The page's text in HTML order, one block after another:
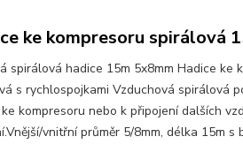
ke kompresoru spirálová
spirálová hadice 15m 5x8mm Hadice ke
s rychlospojkami Vzduchová spirálová
kompresoru nebo k připojení dalších
vnitřní průměr 5/8mm, délka 15m s